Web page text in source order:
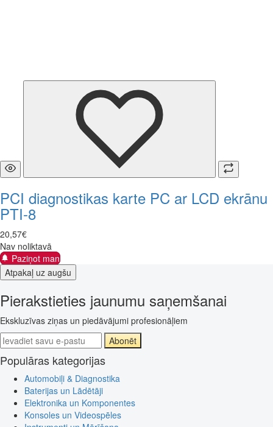
PCI diagnostikas karte PC ar LCD ekrānu
PTI-8
20,57€
Nav noliktavā
Paziņot man
Atpakaļ uz augšu
Pierakstieties jaunumu saņemšanai
Ekskluzīvas ziņas un piedāvājumi profesionāļiem
Abonēt
Populāras kategorijas
Automobiļi & Diagnostika
Baterijas un Lādētāji
Elektronika un Komponentes
Konsoles un Videospēles